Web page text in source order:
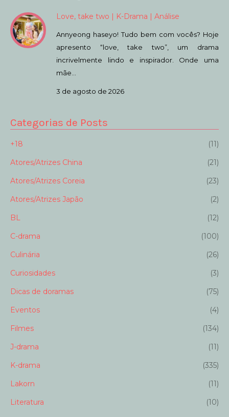
Love, take two | K-Drama | Análise
Annyeong haseyo! Tudo bem com vocês? Hoje
apresento “love, take two”, um drama
incrivelmente lindo e inspirador. Onde uma
mãe…
3 de agosto de 2026
Categorias de Posts
+18
(11)
Atores/Atrizes China
(21)
Atores/Atrizes Coreia
(23)
Atores/Atrizes Japão
(2)
BL
(12)
C-drama
(100)
Culinária
(26)
Curiosidades
(3)
Dicas de doramas
(75)
Eventos
(4)
Filmes
(134)
J-drama
(11)
K-drama
(335)
Lakorn
(11)
Literatura
(10)